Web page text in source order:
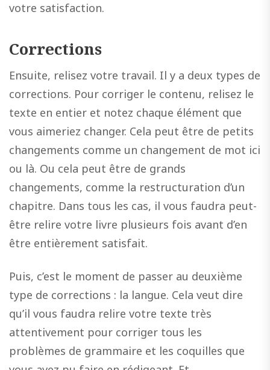
votre satisfaction.
Corrections
Ensuite, relisez votre travail. Il y a deux types de
corrections. Pour corriger le contenu, relisez le
texte en entier et notez chaque élément que
vous aimeriez changer. Cela peut être de petits
changements comme un changement de mot ici
ou là. Ou cela peut être de grands
changements, comme la restructuration d’un
chapitre. Dans tous les cas, il vous faudra peut-
être relire votre livre plusieurs fois avant d’en
être entièrement satisfait.
Puis, c’est le moment de passer au deuxième
type de corrections : la langue. Cela veut dire
qu’il vous faudra relire votre texte très
attentivement pour corriger tous les
problèmes de grammaire et les coquilles que